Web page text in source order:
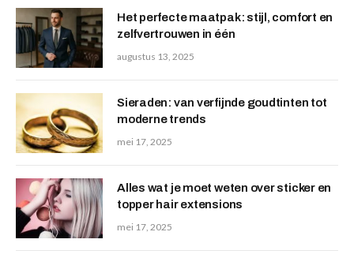
Het perfecte maatpak: stijl, comfort en
zelfvertrouwen in één
augustus 13, 2025
Sieraden: van verfijnde goudtinten tot
moderne trends
mei 17, 2025
Alles wat je moet weten over sticker en
topper hair extensions
mei 17, 2025